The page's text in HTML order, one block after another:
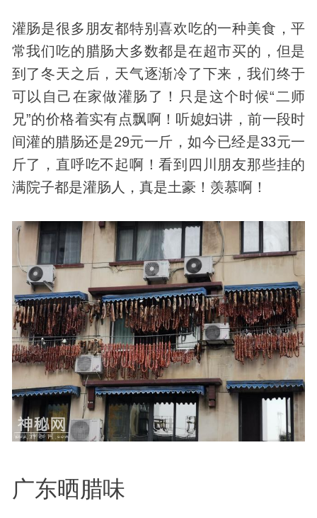
灌肠是很多朋友都特别喜欢吃的一种美食，平
常我们吃的腊肠大多数都是在超市买的，但是
到了冬天之后，天气逐渐冷了下来，我们终于
可以自己在家做灌肠了！只是这个时候“二师
兄”的价格着实有点飘啊！听媳妇讲，前一段时
间灌的腊肠还是29元一斤，如今已经是33元一
斤了，直呼吃不起啊！看到四川朋友那些挂的
满院子都是灌肠人，真是土豪！羡慕啊！
广东晒腊味